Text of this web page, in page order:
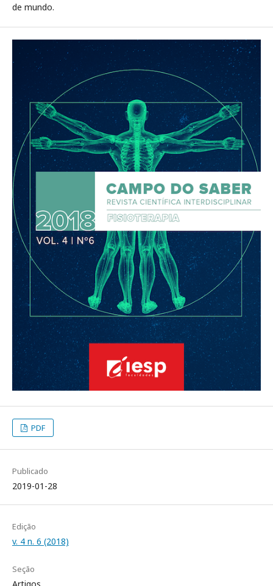
de mundo.
PDF
Publicado
2019-01-28
Edição
v. 4 n. 6 (2018)
Seção